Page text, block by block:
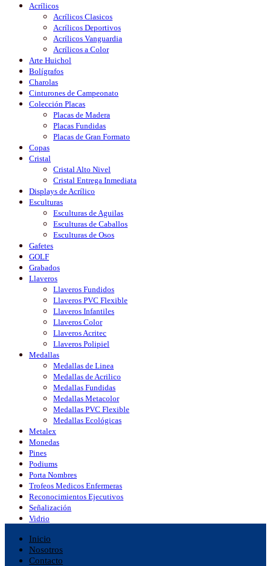
Acrílicos
Acrílicos Clasicos
Acrílicos Deportivos
Acrílicos Vanguardia
Acrílicos a Color
Arte Huichol
Bolígrafos
Charolas
Cinturones de Campeonato
Colección Placas
Placas de Madera
Placas Fundidas
Placas de Gran Formato
Copas
Cristal
Cristal Alto Nivel
Cristal Entrega Inmediata
Displays de Acrílico
Esculturas
Esculturas de Aguilas
Esculturas de Caballos
Esculturas de Osos
Gafetes
GOLF
Grabados
Llaveros
Llaveros Fundidos
Llaveros PVC Flexible
Llaveros Infantiles
Llaveros Color
Llaveros Acritec
Llaveros Polipiel
Medallas
Medallas de Linea
Medallas de Acrilico
Medallas Fundidas
Medallas Metacolor
Medallas PVC Flexible
Medallas Ecológicas
Metalex
Monedas
Pines
Podiums
Porta Nombres
Trofeos Medicos Enfermeras
Reconocimientos Ejecutivos
Señalización
Vidrio
Inicio
Nosotros
Contacto